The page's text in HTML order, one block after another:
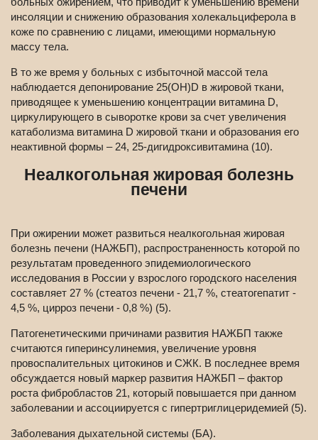
инсоляции и снижению образования холекальциферола в
коже по сравнению с лицами, имеющими нормальную
массу тела.
В то же время у больных с избыточной массой тела
наблюдается депонирование 25(ОН)D в жировой ткани,
приводящее к уменьшению концентрации витамина D,
циркулирующего в сыворотке крови за счет увеличения
катаболизма витамина D жировой ткани и образования его
неактивной формы – 24, 25-дигидроксивитамина (10).
Неалкогольная жировая болезнь
печени
При ожирении может развиться неалкогольная жировая
болезнь печени (НАЖБП), распространенность которой по
результатам проведенного эпидемиологического
исследования в России у взрослого городского населения
составляет 27 % (стеатоз печени - 21,7 %, стеатогепатит -
4,5 %, цирроз печени - 0,8 %) (5).
Патогенетическими причинами развития НАЖБП также
считаются гиперинсулинемия, увеличение уровня
провоспалительных цитокинов и СЖК. В последнее время
обсуждается новый маркер развития НАЖБП – фактор
роста фибробластов 21, который повышается при данном
заболевании и ассоциируется с гипертриглицеридемией (5).
Заболевания дыхательной системы (БА).